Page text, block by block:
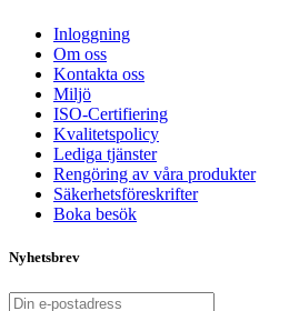
Inloggning
Om oss
Kontakta oss
Miljö
ISO-Certifiering
Kvalitetspolicy
Lediga tjänster
Rengöring av våra produkter
Säkerhetsföreskrifter
Boka besök
Nyhetsbrev